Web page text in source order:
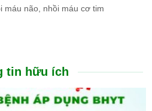
máu não, nhồi máu cơ tim
tin hữu ích